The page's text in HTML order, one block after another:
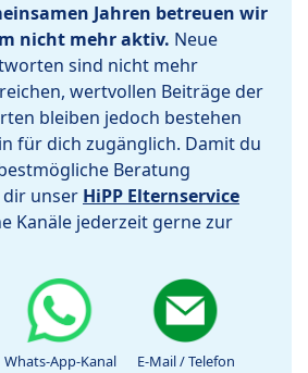
Jahren betreuen wir
nicht mehr aktiv. Neue
sind nicht mehr
wertvollen Beiträge der
bleiben jedoch bestehen
für dich zugänglich. Damit du
Beratung
unser HiPP Elternservice
Kanäle jederzeit gerne zur
Whats-App-Kanal E-Mail / Telefon